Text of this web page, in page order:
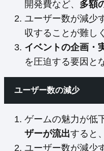
開発費など、 多額
ユーザー数が減少
収することが難し
イベントの企画・
を圧迫する要因と
ユーザー数の減少
ゲームの魅力が低
ザーが流出すると
ユーザー数が減少